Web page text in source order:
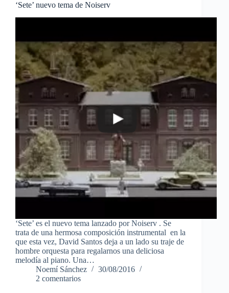
‘Sete’ nuevo tema de Noiserv
‘Sete’ es el nuevo tema lanzado por Noiserv . Se
trata de una hermosa composición instrumental en la
que esta vez, David Santos deja a un lado su traje de
hombre orquesta para regalarnos una deliciosa
melodía al piano. Una…
Noemí Sánchez
30/08/2016
2 comentarios